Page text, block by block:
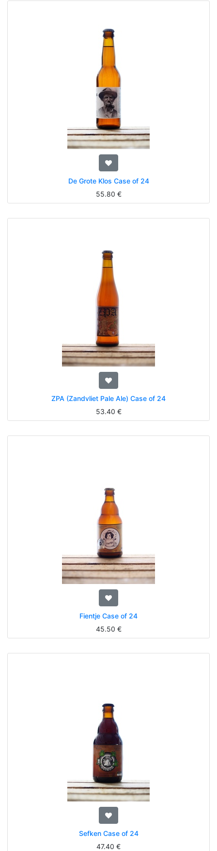
De Grote Klos Case of 24
55.80 €
ZPA (Zandvliet Pale Ale) Case of 24
53.40 €
Fientje Case of 24
45.50 €
Sefken Case of 24
47.40 €